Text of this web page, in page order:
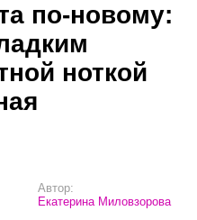
по-новому:
ноткой
Автор:
Екатерина Миловзорова